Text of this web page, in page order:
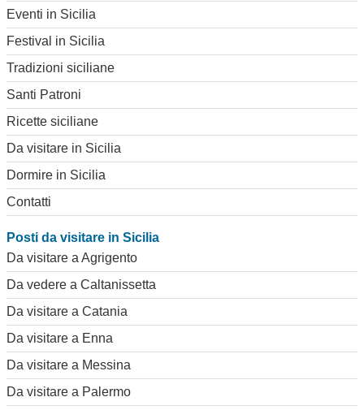
Eventi in Sicilia
Festival in Sicilia
Tradizioni siciliane
Santi Patroni
Ricette siciliane
Da visitare in Sicilia
Dormire in Sicilia
Contatti
Posti da visitare in Sicilia
Da visitare a Agrigento
Da vedere a Caltanissetta
Da visitare a Catania
Da visitare a Enna
Da visitare a Messina
Da visitare a Palermo